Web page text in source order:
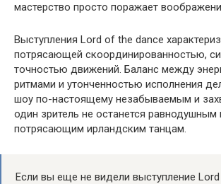
мастерство просто поражает
Выступления Lord of the dance
потрясающей скоординированностью,
точностью движений. Баланс между
ритмами и утонченностью исполнения
шоу по-настоящему незабываемым и
один зритель не останется равнодушным
потрясающим ирландским танцам.
Если вы еще не видели выступление